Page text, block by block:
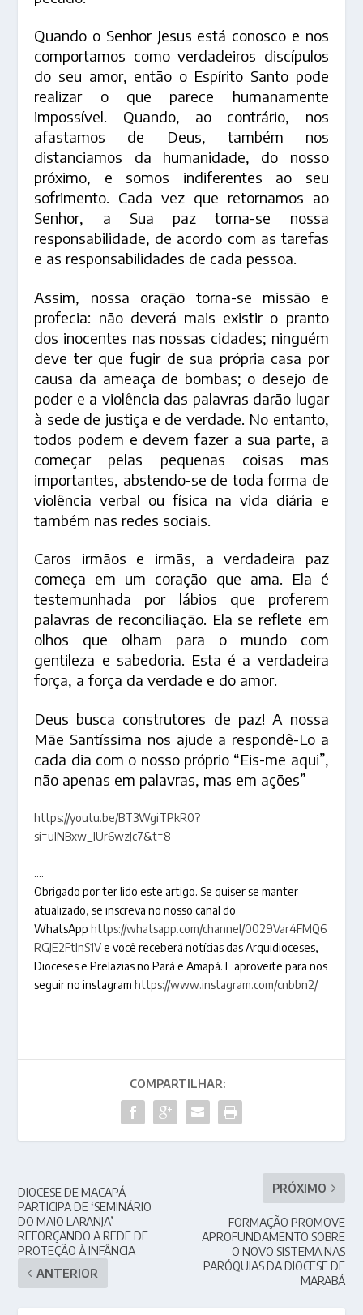
Quando o Senhor Jesus está conosco e nos
comportamos como verdadeiros discípulos
do seu amor, então o Espírito Santo pode
realizar o que parece humanamente
impossível. Quando, ao contrário, nos
afastamos de Deus, também nos
distanciamos da humanidade, do nosso
próximo, e somos indiferentes ao seu
sofrimento. Cada vez que retornamos ao
Senhor, a Sua paz torna-se nossa
responsabilidade, de acordo com as tarefas
e as responsabilidades de cada pessoa.
Assim, nossa oração torna-se missão e
profecia: não deverá mais existir o pranto
dos inocentes nas nossas cidades; ninguém
deve ter que fugir de sua própria casa por
causa da ameaça de bombas; o desejo de
poder e a violência das palavras darão lugar
à sede de justiça e de verdade. No entanto,
todos podem e devem fazer a sua parte, a
começar pelas pequenas coisas mas
importantes, abstendo-se de toda forma de
violência verbal ou física na vida diária e
também nas redes sociais.
Caros irmãos e irmãs, a verdadeira paz
começa em um coração que ama. Ela é
testemunhada por lábios que proferem
palavras de reconciliação. Ela se reflete em
olhos que olham para o mundo com
gentileza e sabedoria. Esta é a verdadeira
força, a força da verdade e do amor.
Deus busca construtores de paz! A nossa
Mãe Santíssima nos ajude a respondê-Lo a
cada dia com o nosso próprio “Eis-me aqui”,
não apenas em palavras, mas em ações”
https://youtu.be/BT3WgiTPkR0?
si=uINBxw_IUr6wzJc7&t=8
….
Obrigado por ter lido este artigo. Se quiser se manter
atualizado, se inscreva no nosso canal do
WhatsApphttps://whatsapp.com/channel/0029Var4FMQ6
RGJE2FtlnS1Ve você receberá notícias das Arquidioceses,
Dioceses e Prelazias no Pará e Amapá. E aproveite para nos
seguir no instagramhttps://www.instagram.com/cnbbn2/
COMPARTILHAR:
DIOCESE DE MACAPÁ
PARTICIPA DE ‘SEMINÁRIO
DO MAIO LARANJA’
REFORÇANDO A REDE DE
PROTEÇÃO À INFÂNCIA
ANTERIOR
PRÓXIMO
FORMAÇÃO PROMOVE
APROFUNDAMENTO SOBRE
O NOVO SISTEMA NAS
PARÓQUIAS DA DIOCESE DE
MARABÁ